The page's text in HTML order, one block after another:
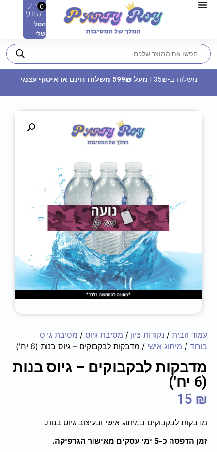
5.50₪
0
הסל
שלי
משלוח ב-35₪ | מעל 599₪ משלוח חינם או איסוף עצמי
עמוד הבית / נקודות ציון / מסיבת גיוס / מסיבת גיוס
בורוד / מיתוג אישי / מדבקות לבקבוקים – ‏‏‏‏גיוס בנות (6 יח')
מדבקות לבקבוקים – ‏‏‏‏גיוס בנות
(6 יח')
15 ₪
מדבקות לבקבוקים במיתוג אישי ובעיצוב גיוס בנות.
זמן הדפסה כ-5 ימי עסקים מאישור הגרפיקה.